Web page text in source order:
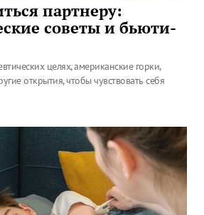
партнеру:
советы и бьюти-
целях, американские горки,
открытия, чтобы чувствовать себя